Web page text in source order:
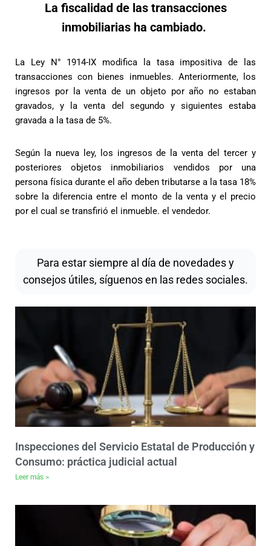
La fiscalidad de las transacciones
inmobiliarias ha cambiado.
La Ley N° 1914-IX modifica la tasa impositiva de las
transacciones con bienes inmuebles. Anteriormente, los
ingresos por la venta de un objeto por año no estaban
gravados, y la venta del segundo y siguientes estaba
gravada a la tasa de 5%.
Según la nueva ley, los ingresos de la venta del tercer y
posteriores objetos inmobiliarios vendidos por una
persona física durante el año deben tributarse a la tasa 18%
sobre la diferencia entre el monto de la venta y el precio
por el cual se transfirió el inmueble. el vendedor.
Para estar siempre al día de novedades y
consejos útiles, síguenos en las redes sociales.
Inspecciones del Servicio Estatal de Producción y
Consumo: práctica judicial actual
Leer más >